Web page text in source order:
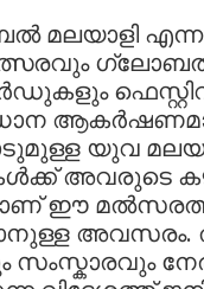
മലയാളി എന്ന
ഗ്ലോബല്‍
യുവ
അവരുടെ
ഈ